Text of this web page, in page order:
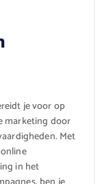
je voor op
marketing door
Met
in het